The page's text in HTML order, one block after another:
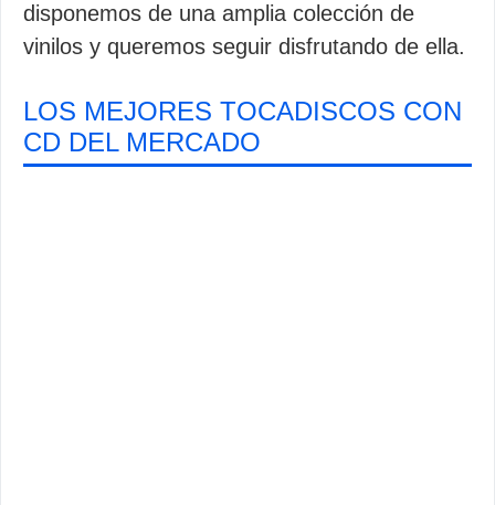
disponemos de una amplia colección de
vinilos y queremos seguir disfrutando de ella.
LOS MEJORES TOCADISCOS CON
CD DEL MERCADO